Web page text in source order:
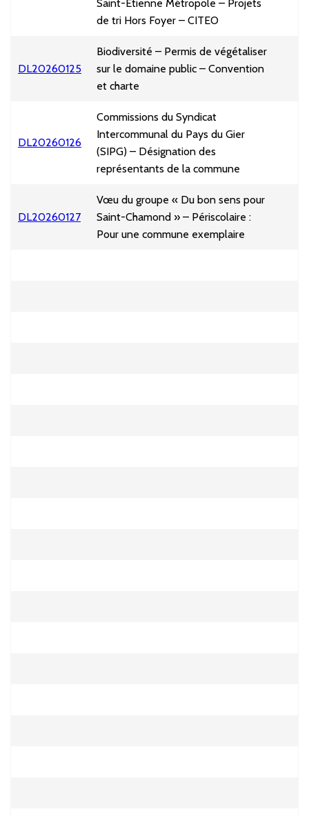
Saint-Etienne Métropole – Projets
de tri Hors Foyer – CITEO
DL20260125
Biodiversité – Permis de végétaliser
sur le domaine public – Convention
et charte
DL20260126
Commissions du Syndicat
Intercommunal du Pays du Gier
(SIPG) – Désignation des
représentants de la commune
DL20260127
Vœu du groupe « Du bon sens pour
Saint-Chamond » – Périscolaire :
Pour une commune exemplaire